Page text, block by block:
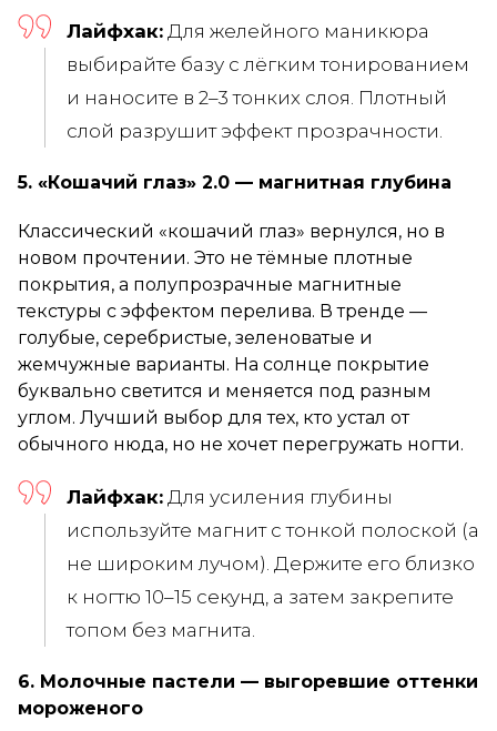
Лайфхак: Для желейного маникюра
выбирайте базу с лёгким тонированием
и наносите в 2–3 тонких слоя. Плотный
слой разрушит эффект прозрачности.
5. «Кошачий глаз» 2.0 — магнитная глубина
Классический «кошачий глаз» вернулся, но в
новом прочтении. Это не тёмные плотные
покрытия, а полупрозрачные магнитные
текстуры с эффектом перелива. В тренде —
голубые, серебристые, зеленоватые и
жемчужные варианты. На солнце покрытие
буквально светится и меняется под разным
углом. Лучший выбор для тех, кто устал от
обычного нюда, но не хочет перегружать ногти.
Лайфхак: Для усиления глубины
используйте магнит с тонкой полоской (а
не широким лучом). Держите его близко
к ногтю 10–15 секунд, а затем закрепите
топом без магнита.
6. Молочные пастели — выгоревшие оттенки
мороженого